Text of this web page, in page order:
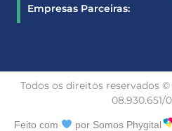
Empresas Parceiras:
Todos os direitos reservados ©
08.930.651/
Feito com por Somos Phygital